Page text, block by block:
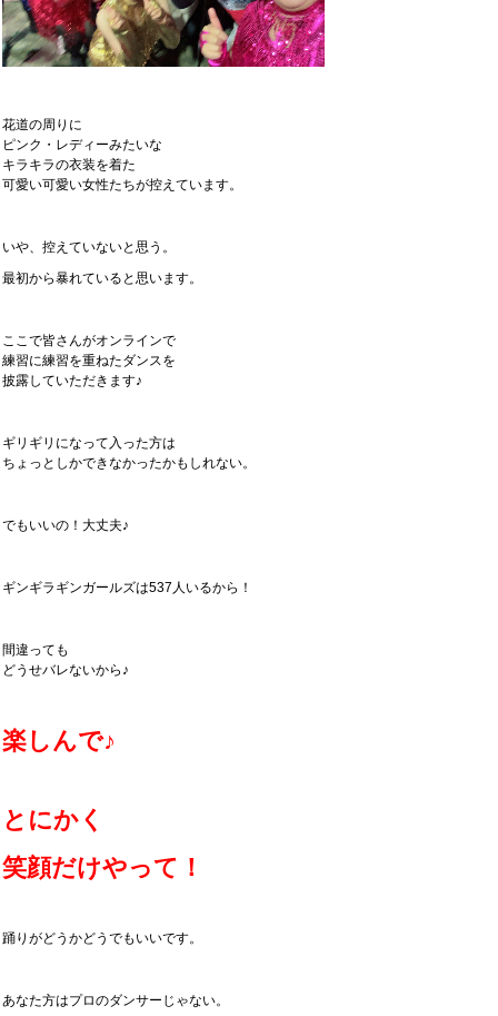
花道の周りに
ピンク・レディーみたいな
キラキラの衣装を着た
可愛い可愛い女性たちが控えています。
いや、控えていないと思う。
最初から暴れていると思います。
ここで皆さんがオンラインで
練習に練習を重ねたダンスを
披露していただきます♪
ギリギリになって入った方は
ちょっとしかできなかったかもしれない。
でもいいの！大丈夫♪
ギンギラギンガールズは537人いるから！
間違っても
どうせバレないから♪
楽しんで♪
とにかく
笑顔だけやって！
踊りがどうかどうでもいいです。
あなた方はプロのダンサーじゃない。